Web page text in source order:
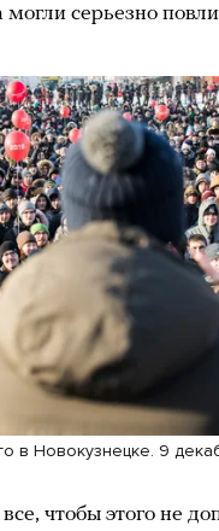
серьезно
в Новокузнецке. 9
чтобы этого не